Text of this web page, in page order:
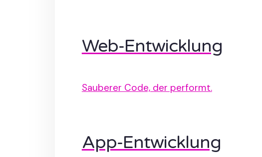
Web-Entwicklung
Sauberer Code, der performt.
App-Entwicklung